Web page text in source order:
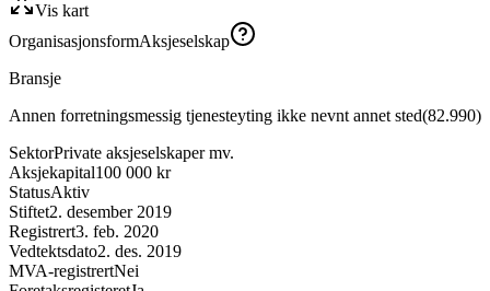
Vis kart
OrganisasjonsformAksjeselskap
Bransje
Annen forretningsmessig tjenesteyting ikke nevnt annet sted(82.990)
SektorPrivate aksjeselskaper mv.
Aksjekapital100 000 kr
StatusAktiv
Stiftet2. desember 2019
Registrert3. feb. 2020
Vedtektsdato2. des. 2019
MVA-registrertNei